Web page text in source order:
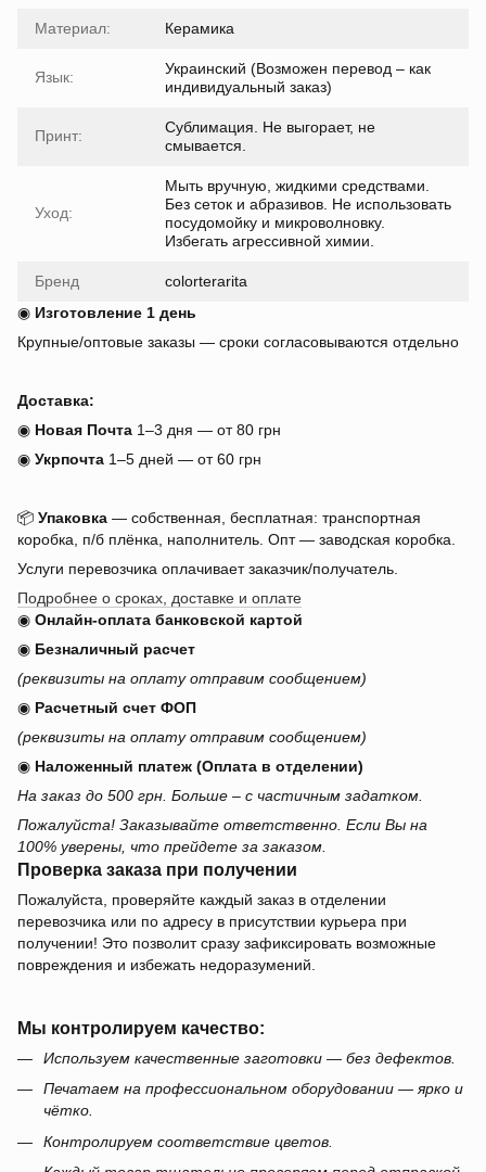
Материал: Керамика
Язык:
Украинский (Возможен перевод – как
индивидуальный заказ)
Принт:
Сублимация. Не выгорает, не
смывается.
Уход:
Мыть вручную, жидкими средствами.
Без сеток и абразивов. Не использовать
посудомойку и микроволновку.
Избегать агрессивной химии.
Бренд
colorterarita
◉ Изготовление 1 день
Крупные/оптовые заказы — сроки согласовываются отдельно
Доставка:
◉ Новая Почта 1–3 дня — от 80 грн
◉ Укрпочта 1–5 дней — от 60 грн
📦 Упаковка — собственная, бесплатная: транспортная
коробка, п/б плёнка, наполнитель. Опт — заводская коробка.
Услуги перевозчика оплачивает заказчик/получатель.
Подробнее о сроках, доставке и оплате
◉ Онлайн-оплата банковской картой
◉ Безналичный расчет
(реквизиты на оплату отправим сообщением)
◉ Расчетный счет ФОП
(реквизиты на оплату отправим сообщением)
◉ Наложенный платеж (Оплата в отделении)
На заказ до 500 грн. Больше – с частичным задатком.
Пожалуйста! Заказывайте ответственно. Если Вы на
100% уверены, что прейдете за заказом.
Проверка заказа при получении
Пожалуйста, проверяйте каждый заказ в отделении
перевозчика или по адресу в присутствии курьера при
получении! Это позволит сразу зафиксировать возможные
повреждения и избежать недоразумений.
Мы контролируем качество:
Используем качественные заготовки — без дефектов.
Печатаем на профессиональном оборудовании — ярко и
чётко.
Контролируем соответствие цветов.